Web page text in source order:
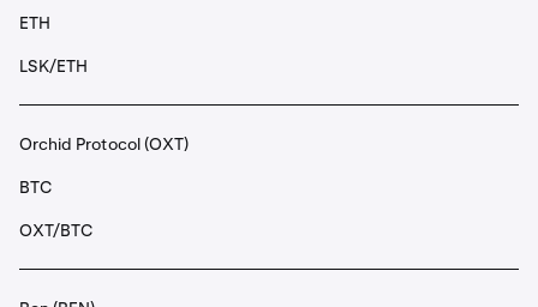
ETH
LSK/ETH
Orchid Protocol (OXT)
BTC
OXT/BTC